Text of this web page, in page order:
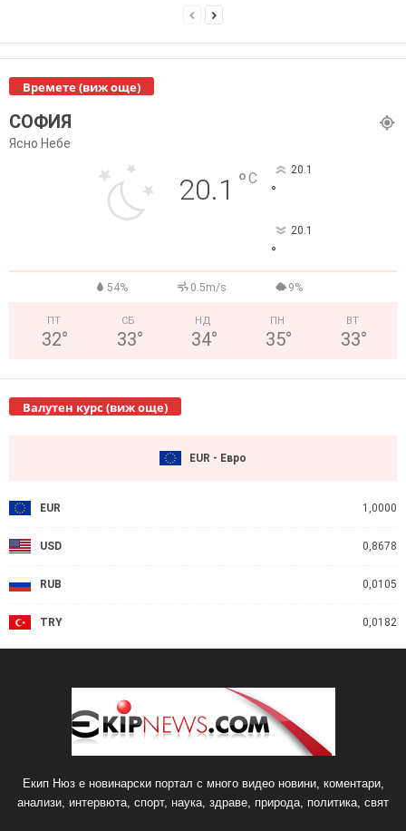
Времете (виж още)
СОФИЯ
Ясно Небе
20.1 °C 20.1
°
20.1
°
54% 0.5m/s 9%
ПТ
32°
СБ
33°
НД
34°
ПН
35°
ВТ
33°
Валутен курс (виж още)
EUR - Евро
EUR 1,0000
USD 0,8678
RUB 0,0105
TRY 0,0182
Екип Нюз е новинарски портал с много видео новини, коментари,
анализи, интервюта, спорт, наука, здраве, природа, политика, свят